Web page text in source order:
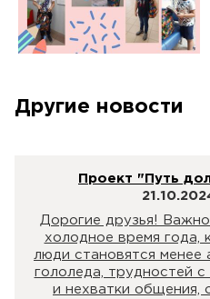
Другие новости
Проект "Путь
Дорогие друзья!
холодное время года,
люди становятся менее
гололеда, трудностей
и нехватки общения,